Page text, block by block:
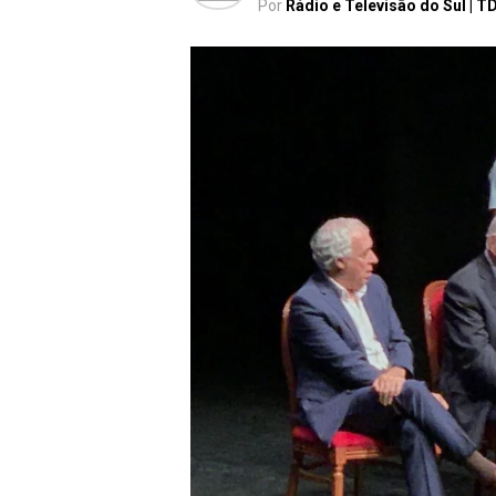
Por Rádio e Televisão do Sul |